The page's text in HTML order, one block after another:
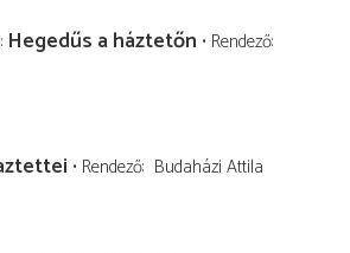
Hegedűs a háztetőn Rendező
Rendező Budaházi Attila